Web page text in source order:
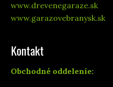
www.drevenegaraze.sk
www.garazovebranysk.sk
Kontakt
Obchodné oddelenie: